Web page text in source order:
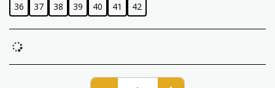
36 37 38 39 40 41 42